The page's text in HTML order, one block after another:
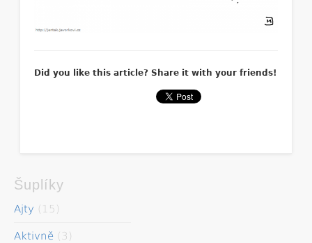
Did you like this article? Share it with your friends!
Šuplíky
Ajty (15)
Aktivně (3)